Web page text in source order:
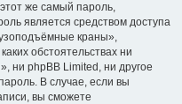
же самый пароль,
является средством доступа
краны»,
обстоятельствах ни
ни phpBB Limited, ни другое
В случае, если вы
вы сможете